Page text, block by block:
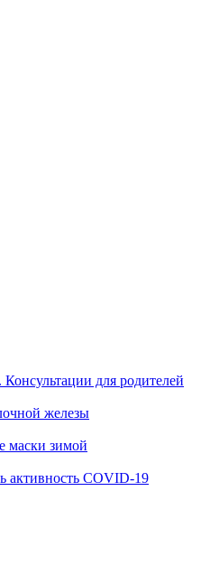
для родителей
железы
маски зимой
активность COVID-19